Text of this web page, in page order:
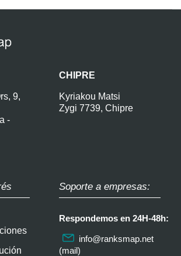
9,
-
CHIPRE
Kyriakou Matsi
Zygi 7739, Chipre
Soporte a empresas:
Respondemos en 24H-48h:
info@ranksmap.net
(mail)